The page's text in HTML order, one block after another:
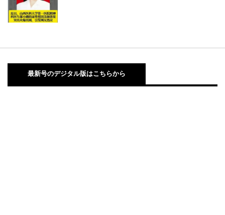
最新号のデジタル版はこちらから